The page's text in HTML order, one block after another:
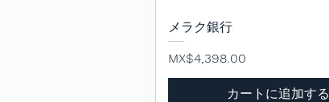
メラク銀行
価格
MX$4,398.00
カートに追加する